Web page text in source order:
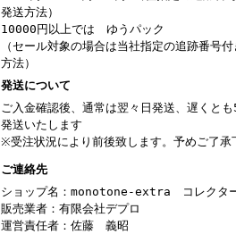
発送方法）
10000円以上では ゆうパック
（セール対象の場合は当社指定の追跡番号
方法）
発送について
ご入金確認後、通常は翌々日発送、遅くと
発送いたします
※受注状況により前後致します。予めご了承
ご連絡先
ショップ名：monotone-extra コレクタ
販売業者：有限会社デプロ
運営責任者：佐藤 義昭